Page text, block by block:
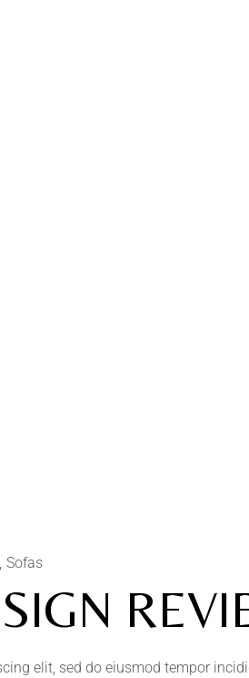
Sofas
elit, sed do eiusmod tempor